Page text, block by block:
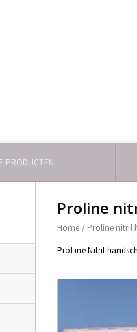
PRODUCTEN
Proline
Home / Proline nitril
ProLine Nitril